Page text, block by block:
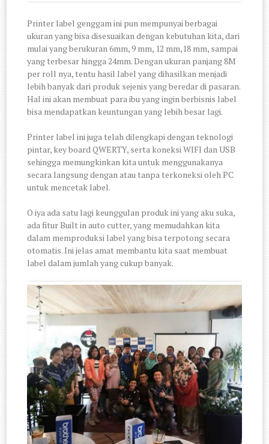
Printer label genggam ini pun mempunyai berbagai
ukuran yang bisa disesuaikan dengan kebutuhan kita, dari
mulai yang berukuran 6mm, 9 mm, 12 mm,18 mm, sampai
yang terbesar hingga 24mm. Dengan ukuran panjang 8M
per roll nya, tentu hasil label yang dihasilkan menjadi
lebih banyak dari produk sejenis yang beredar di pasaran.
Hal ini akan membuat para ibu yang ingin berbisnis label
bisa mendapatkan keuntungan yang lebih besar lagi.
Printer label ini juga telah dilengkapi dengan teknologi
pintar, key board QWERTY, serta koneksi WIFI dan USB
sehingga memungkinkan kita untuk menggunakanya
secara langsung dengan atau tanpa terkoneksi oleh PC
untuk mencetak label.
O iya ada satu lagi keunggulan produk ini yang aku suka,
ada fitur Built in auto cutter, yang memudahkan kita
dalam memproduksi label yang bisa terpotong secara
otomatis. Ini jelas amat membantu kita saat membuat
label dalam jumlah yang cukup banyak.